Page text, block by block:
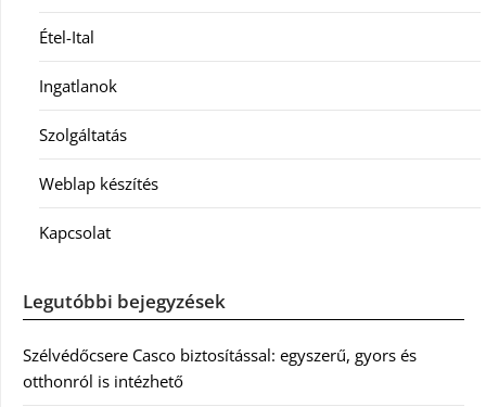
Étel-Ital
Ingatlanok
Szolgáltatás
Weblap készítés
Kapcsolat
Legutóbbi bejegyzések
Szélvédőcsere Casco biztosítással: egyszerű, gyors és
otthonról is intézhető